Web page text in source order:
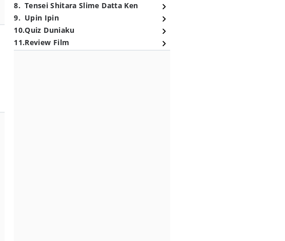
8. Tensei Shitara Slime Datta Ken
9. Upin Ipin
10.Quiz Duniaku
11.Review Film